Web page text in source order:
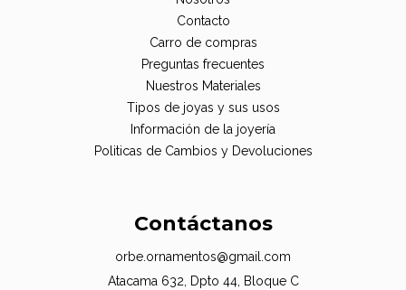
Contacto
Carro de compras
Preguntas frecuentes
Nuestros Materiales
Tipos de joyas y sus usos
Información de la joyería
Politicas de Cambios y Devoluciones
Contáctanos
orbe.ornamentos@gmail.com
Atacama 632, Dpto 44, Bloque C